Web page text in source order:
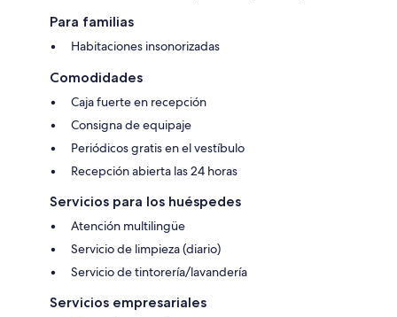
Para familias
Habitaciones insonorizadas
Comodidades
Caja fuerte en recepción
Consigna de equipaje
Periódicos gratis en el vestíbulo
Recepción abierta las 24 horas
Servicios para los huéspedes
Atención multilingüe
Servicio de limpieza (diario)
Servicio de tintorería/lavandería
Servicios empresariales